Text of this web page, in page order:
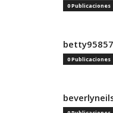
0 Publicaciones
0 Publicaciones